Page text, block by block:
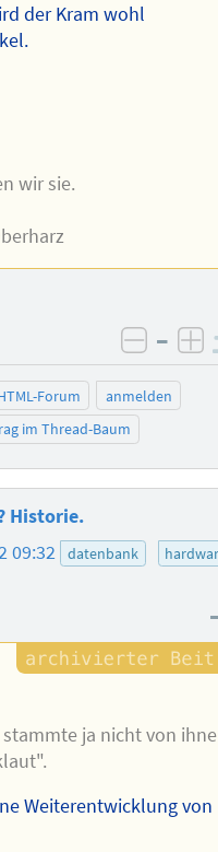
der Kram wohl
wir sie.
–
Forum
anmelden
im Thread-Baum
Historie.
09:32 datenbank
ja nicht von
Weiterentwicklung von